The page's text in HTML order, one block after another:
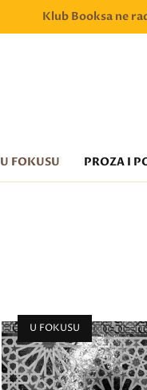
Klub Booksa ne
U FOKUSU PROZA I
U FOKUSU